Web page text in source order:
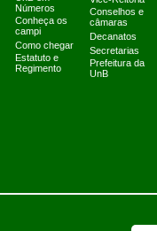
Números
Conheça os
campi
Como chegar
Estatuto e
Regimento
Conselhos e
câmaras
Decanatos
Secretarias
Prefeitura da
UnB